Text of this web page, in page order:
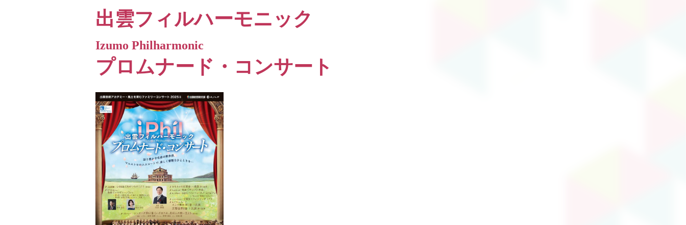
出雲フィルハーモニック
Izumo Philharmonic
プロムナード・コンサート